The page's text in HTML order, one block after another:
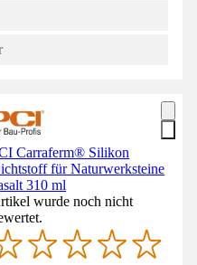
Carraferm® Silikon
für Naturwerksteine
310 ml
wurde noch nicht